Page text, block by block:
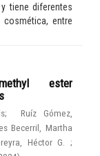
tiene diferentes
entre
ester
;
Ruíz Gómez,
Becerril, Martha
Héctor G.;